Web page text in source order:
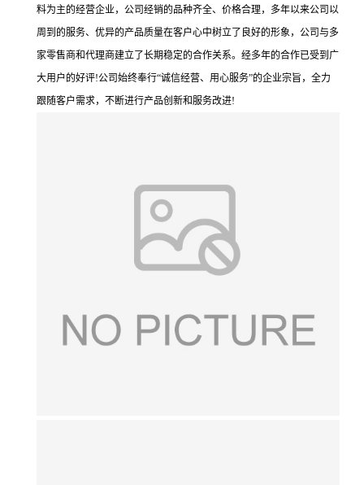
料为主的经营企业，公司经销的品种齐全、价格合理，多年以来公司以
周到的服务、优异的产品质量在客户心中树立了良好的形象，公司与多
家零售商和代理商建立了长期稳定的合作关系。经多年的合作已受到广
大用户的好评!公司始终奉行“诚信经营、用心服务”的企业宗旨，全力
跟随客户需求，不断进行产品创新和服务改进!